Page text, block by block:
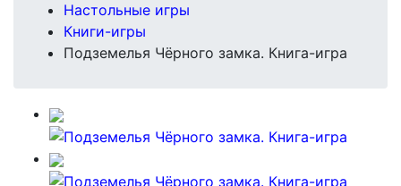
Настольные игры
Книги-игры
Подземелья Чёрного замка. Книга-игра